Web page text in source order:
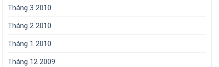
Tháng 3 2010
Tháng 2 2010
Tháng 1 2010
Tháng 12 2009